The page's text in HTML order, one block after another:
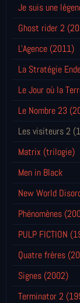
Je suis une
Ghost rider 2
L'Agence (2011)
La Stratégie
Le Jour où la
Le Nombre 23
Les visiteurs 2
Matrix (trilogie)
Men in Black
New World
Phénomènes
PULP FICTION
Quatre frères
Signes (2002)
Terminator 2